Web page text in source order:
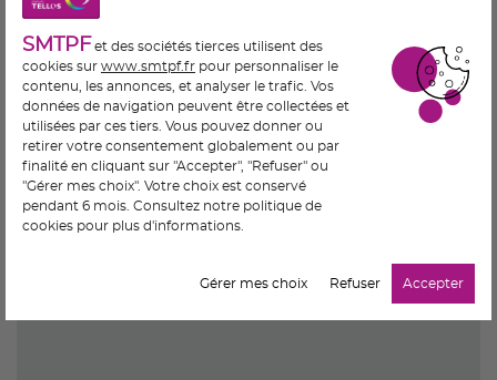
Votre message
SMTPF et des sociétés tierces utilisent des
cookies sur www.smtpf.fr pour personnaliser le
contenu, les annonces, et analyser le trafic. Vos
données de navigation peuvent être collectées et
utilisées par ces tiers. Vous pouvez donner ou
retirer votre consentement globalement ou par
finalité en cliquant sur "Accepter", "Refuser" ou
"Gérer mes choix". Votre choix est conservé
pendant 6 mois. Consultez notre politique de
cookies pour plus d'informations.
Accepter
Refuser
Gérer mes choix